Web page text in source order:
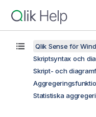
Qlik Sense för
Skriptsyntax och
Skript- och
Statistiska